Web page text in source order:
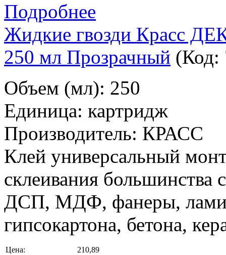
Подробнее
Жидкие гвозди Красс
250 мл Прозрачный (Код:
Объем (мл): 250
Единица: картридж
Производитель: КРАСС
Клей универсальный
склеивания большинства
ДСП, МДФ, фанеры,
гипсокартона, бетона,
Цена:
210,89